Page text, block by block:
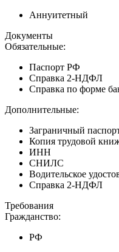
Аннуитетный
Документы
Обязательные:
Паспорт РФ
Справка 2-НДФЛ
Справка по форме
Дополнительные:
Заграничный
Копия трудовой
ИНН
СНИЛС
Водительское
Справка 2-НДФЛ
Требования
Гражданство:
РФ